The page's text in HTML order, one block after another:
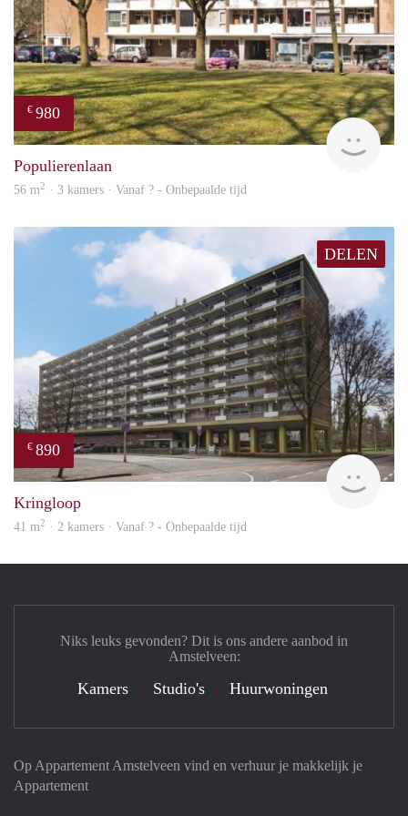
€ 980
rent
Populierenlaan
56 m2 · 3 kamers · Vanaf ? - Onbepaalde tijd
DELEN
€ 890
Kringloop
41 m2 · 2 kamers · Vanaf ? - Onbepaalde tijd
Op Appartement Amstelveen vind en verhuur je makkelijk je
Appartement
Niks leuks gevonden? Dit is ons andere aanbod in
Amstelveen:
Kamers Studio's Huurwoningen